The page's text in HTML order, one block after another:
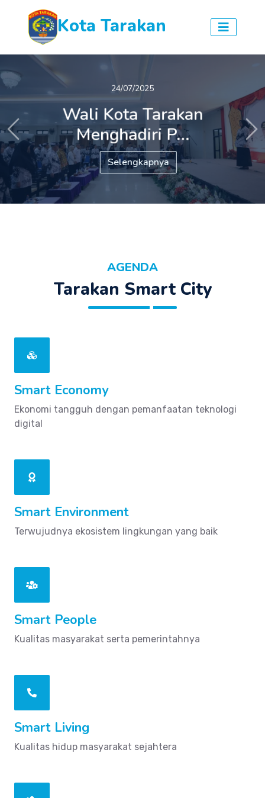
Kota Tarakan
24/07/2025
Wali Kota Tarakan
Menghadiri P...
Selengkapnya
Previous
AGENDA
Tarakan Smart City
Smart Economy
Ekonomi tangguh dengan pemanfaatan teknologi
digital
Smart Environment
Terwujudnya ekosistem lingkungan yang baik
Smart People
Kualitas masyarakat serta pemerintahnya
Smart Living
Kualitas hidup masyarakat sejahtera